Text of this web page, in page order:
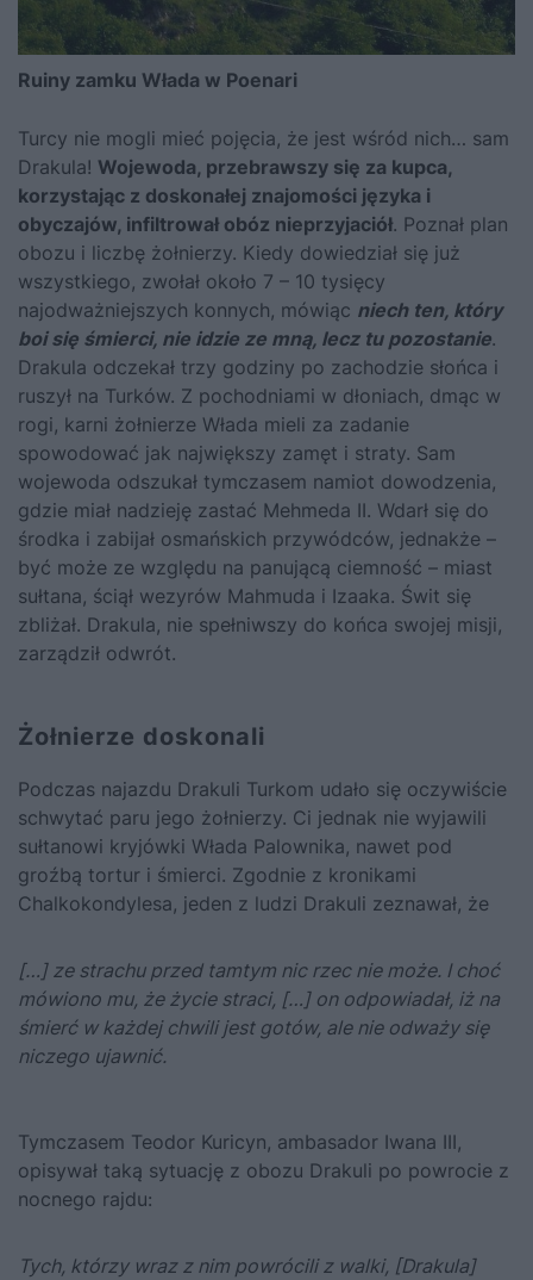
Ruiny zamku Włada w Poenari
Turcy nie mogli mieć pojęcia, że jest wśród nich… sam
Drakula! Wojewoda, przebrawszy się za kupca,
korzystając z doskonałej znajomości języka i
obyczajów, infiltrował obóz nieprzyjaciół. Poznał plan
obozu i liczbę żołnierzy. Kiedy dowiedział się już
wszystkiego, zwołał około 7 – 10 tysięcy
najodważniejszych konnych, mówiąc niech ten, który
boi się śmierci, nie idzie ze mną, lecz tu pozostanie.
Drakula odczekał trzy godziny po zachodzie słońca i
ruszył na Turków. Z pochodniami w dłoniach, dmąc w
rogi, karni żołnierze Włada mieli za zadanie
spowodować jak największy zamęt i straty. Sam
wojewoda odszukał tymczasem namiot dowodzenia,
gdzie miał nadzieję zastać Mehmeda II. Wdarł się do
środka i zabijał osmańskich przywódców, jednakże –
być może ze względu na panującą ciemność – miast
sułtana, ściął wezyrów Mahmuda i Izaaka. Świt się
zbliżał. Drakula, nie spełniwszy do końca swojej misji,
zarządził odwrót.
Żołnierze doskonali
Podczas najazdu Drakuli Turkom udało się oczywiście
schwytać paru jego żołnierzy. Ci jednak nie wyjawili
sułtanowi kryjówki Włada Palownika, nawet pod
groźbą tortur i śmierci. Zgodnie z kronikami
Chalkokondylesa, jeden z ludzi Drakuli zeznawał, że
[…] ze strachu przed tamtym nic rzec nie może. I choć
mówiono mu, że życie straci, […] on odpowiadał, iż na
śmierć w każdej chwili jest gotów, ale nie odważy się
niczego ujawnić.
Tymczasem Teodor Kuricyn, ambasador Iwana III,
opisywał taką sytuację z obozu Drakuli po powrocie z
nocnego rajdu:
Tych, którzy wraz z nim powrócili z walki, [Drakula]